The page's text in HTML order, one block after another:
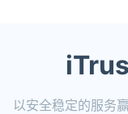
以安全稳定的服务